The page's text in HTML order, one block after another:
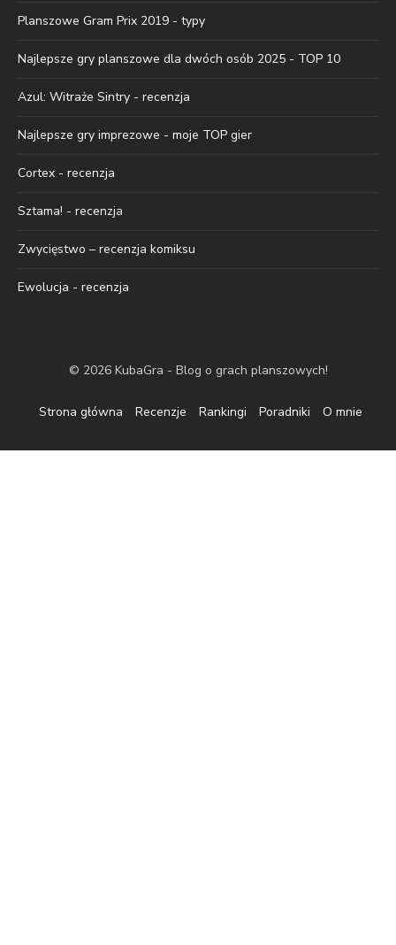
Planszowe Gram Prix 2019 - typy
Najlepsze gry planszowe dla dwóch osób 2025 - TOP 10
Azul: Witraże Sintry - recenzja
Najlepsze gry imprezowe - moje TOP gier
Cortex - recenzja
Sztama! - recenzja
Zwycięstwo – recenzja komiksu
Ewolucja - recenzja
© 2026 KubaGra - Blog o grach planszowych!
Strona główna Recenzje Rankingi Poradniki O mnie